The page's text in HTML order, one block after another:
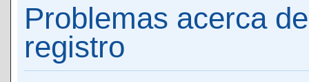
Problemas acerca
registro